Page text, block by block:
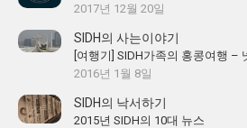
2017년 12월 20일
SIDH의 사는이야기
[여행기] SIDH가족의 홍콩여행 –
2016년 1월 8일
SIDH의 낙서하기
2015년 SIDH의 10대 뉴스